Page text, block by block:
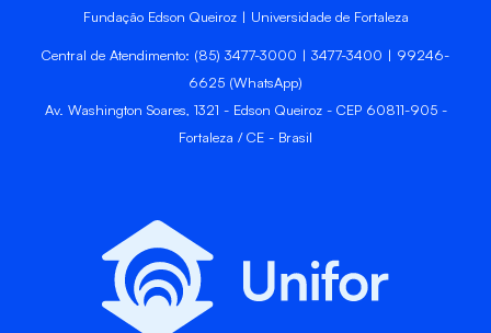
Fundação Edson Queiroz | Universidade de Fortaleza
Central de Atendimento: (85) 3477-3000 | 3477-3400 | 99246-
6625 (WhatsApp)
Av. Washington Soares, 1321 - Edson Queiroz - CEP 60811-905 -
Fortaleza / CE - Brasil